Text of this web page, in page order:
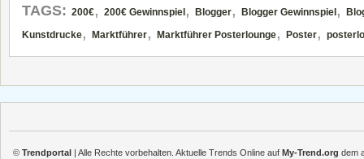
TAGS: 200€, 200€ Gewinnspiel , Blogger, Blogger Gewinnspiel ,
Kunstdrucke, Marktführer, Marktführer Posterlounge, Poster,
© Trendportal | Alle Rechte vorbehalten. Aktuelle Trends Online auf My-Trend.org dem